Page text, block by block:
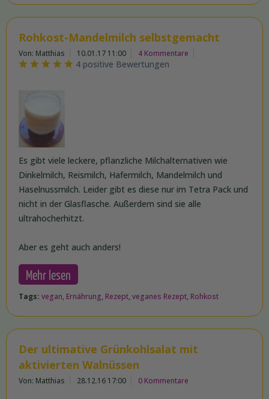
Rohkost-Mandelmilch selbstgemacht
Von: Matthias 10.01.17 11:00 4 Kommentare
4 positive Bewertungen
Es gibt viele leckere, pflanzliche Milchalternativen wie
Dinkelmilch, Reismilch, Hafermilch, Mandelmilch und
Haselnussmilch. Leider gibt es diese nur im Tetra Pack und
nicht in der Glasflasche. Außerdem sind sie alle
ultrahocherhitzt.
Aber es geht auch anders!
Mehr lesen
Tags: vegan, Ernährung, Rezept, veganes Rezept, Rohkost
Der ultimative Grünkohlsalat mit
aktivierten Walnüssen
Von: Matthias 28.12.16 17:00 0 Kommentare